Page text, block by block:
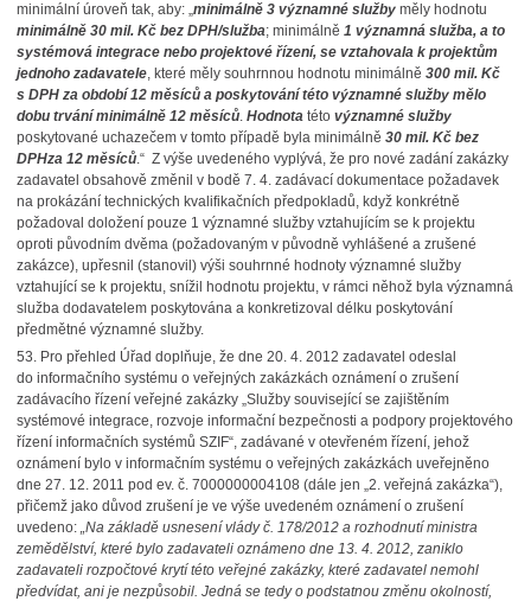
minimální úroveň tak, aby: „minimálně 3 významné službyměly hodnotu
minimálně 30 mil. Kč bez DPH/služba; minimálně 1 významná služba, a to
systémová integrace nebo projektové řízení, se vztahovala k projektům
jednoho zadavatele, které měly souhrnnou hodnotu minimálně 300 mil. Kč
s DPH za období 12 měsíců a poskytování této významné služby mělo
dobu trvání minimálně 12 měsíců. Hodnotatéto významné služby
poskytované uchazečem v tomto případě byla minimálně 30 mil. Kč bez
DPHza 12 měsíců.“ Z výše uvedeného vyplývá, že pro nové zadání zakázky
zadavatel obsahově změnil v bodě 7. 4. zadávací dokumentace požadavek
na prokázání technických kvalifikačních předpokladů, když konkrétně
požadoval doložení pouze 1 významné služby vztahujícím se k projektu
oproti původním dvěma (požadovaným v původně vyhlášené a zrušené
zakázce), upřesnil (stanovil) výši souhrnné hodnoty významné služby
vztahující se k projektu, snížil hodnotu projektu, v rámci něhož byla významná
služba dodavatelem poskytována a konkretizoval délku poskytování
předmětné významné služby.
53. Pro přehled Úřad doplňuje, že dne 20. 4. 2012 zadavatel odeslal
do informačního systému o veřejných zakázkách oznámení o zrušení
zadávacího řízení veřejné zakázky „Služby související se zajištěním
systémové integrace, rozvoje informační bezpečnosti a podpory projektového
řízení informačních systémů SZIF“, zadávané v otevřeném řízení, jehož
oznámení bylo v informačním systému o veřejných zakázkách uveřejněno
dne 27. 12. 2011 pod ev. č. 7000000004108 (dále jen „2. veřejná zakázka“),
přičemž jako důvod zrušení je ve výše uvedeném oznámení o zrušení
uvedeno: „Na základě usnesení vlády č. 178/2012 a rozhodnutí ministra
zemědělství, které bylo zadavateli oznámeno dne 13. 4. 2012, zaniklo
zadavateli rozpočtové krytí této veřejné zakázky, které zadavatel nemohl
předvídat, ani je nezpůsobil. Jedná se tedy o podstatnou změnu okolností,